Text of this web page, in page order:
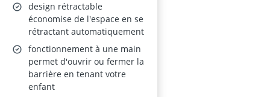
design rétractable
économise de l'espace en se
rétractant automatiquement
fonctionnement à une main
permet d'ouvrir ou fermer la
barrière en tenant votre
enfant